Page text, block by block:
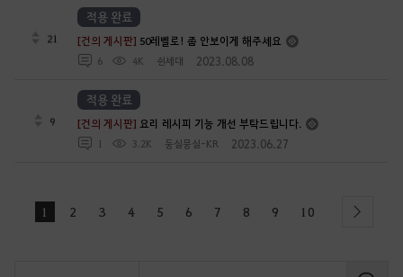
21 [건의 게시판] 50레벨로! 좀 안보이게 해주세요
6 4K 쉰세대 2023.08.08
적용 완료
9 [건의 게시판] 요리 레시피 기능 개선 부탁드립니다.
1 3.2K 둥실뭉실-KR 2023.06.27
적용 완료
1 2 3 4 5 6 7 8 9 10 next